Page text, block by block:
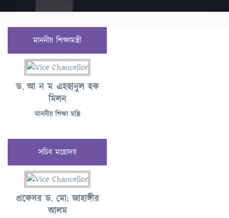
মাননীয় শিক্ষামন্ত্রী
ড. আ ন ম এহছানুল হক
মিলন
মাননীয় শিক্ষা মন্ত্রি
সচিব মহোদয়
প্রফেসর ড. মো: জাহাঙ্গীর
আলম